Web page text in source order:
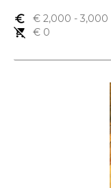
euro_symbol € 2,000 - 3,000
remove_shopping_cart
€ 0